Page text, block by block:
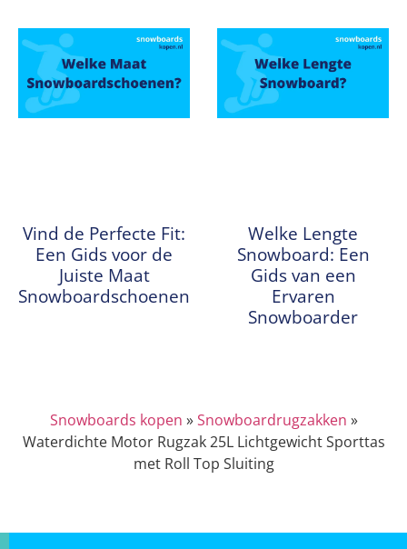
Vind de Perfecte Fit:
Een Gids voor de
Juiste Maat
Snowboardschoenen
Welke Lengte
Snowboard: Een
Gids van een
Ervaren
Snowboarder
Snowboards kopen »Snowboardrugzakken »
Waterdichte Motor Rugzak 25L Lichtgewicht Sporttas
met Roll Top Sluiting